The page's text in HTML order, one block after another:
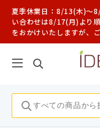
夏季休業日：8/13(木)～
い合わせは8/17(月)より
をおかけいたしますが、